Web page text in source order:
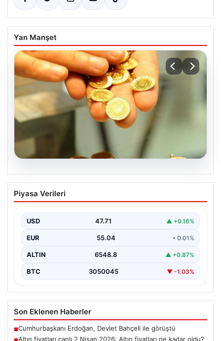
Yan Manşet
05.08.2026
Altın fiyatları canlı 2 Nisan 2026: Altın
fiyatları ne kadar oldu? Gram, çeyrek,
fiyatları
Piyasa Verileri
USD 47.71 ▲ +0.16%
EUR 55.04 • 0.01%
ALTIN 6548.8 ▲ +0.87%
BTC 3050045 ▼ -1.03%
Son Eklenen Haberler
■Cumhurbaşkanı Erdoğan, Devlet Bahçeli ile görüştü
Altın fiyatları canlı 2 Nisan 2026: Altın fiyatları ne kadar oldu?